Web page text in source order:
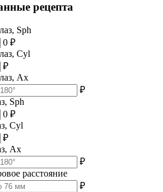
рецепта
Sph
0 ₽
Cyl
₽
Ax
₽
Sph
0 ₽
Cyl
₽
Ax
₽
расстояние
₽